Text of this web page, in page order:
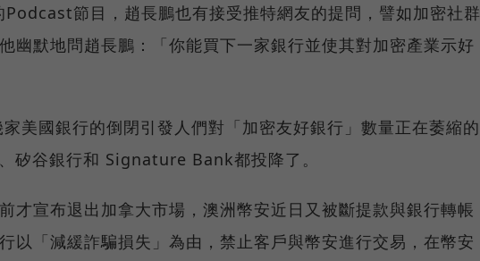
節目，趙長鵬也有接受推特網友的提問，譬如加密社群
幽默地問趙長鵬：「你能買下一家銀行並使其對加密產業示好
美國銀行的倒閉引發人們對「加密友好銀行」數量正在萎縮的
矽谷銀行和 Signature Bank都投降了。
才宣布退出加拿大市場，澳洲幣安近日又被斷提款與銀行轉帳
以「減緩詐騙損失」為由，禁止客戶與幣安進行交易，在幣安